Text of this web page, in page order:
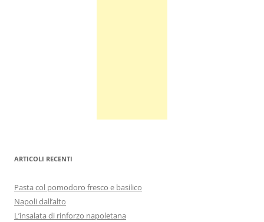
ARTICOLI RECENTI
Pasta col pomodoro fresco e basilico
Napoli dall’alto
L’insalata di rinforzo napoletana